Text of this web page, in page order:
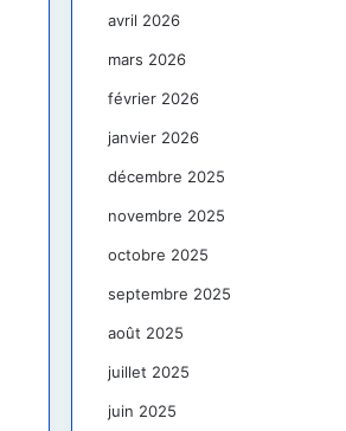
avril 2026
mars 2026
février 2026
janvier 2026
décembre 2025
novembre 2025
octobre 2025
septembre 2025
août 2025
juillet 2025
juin 2025